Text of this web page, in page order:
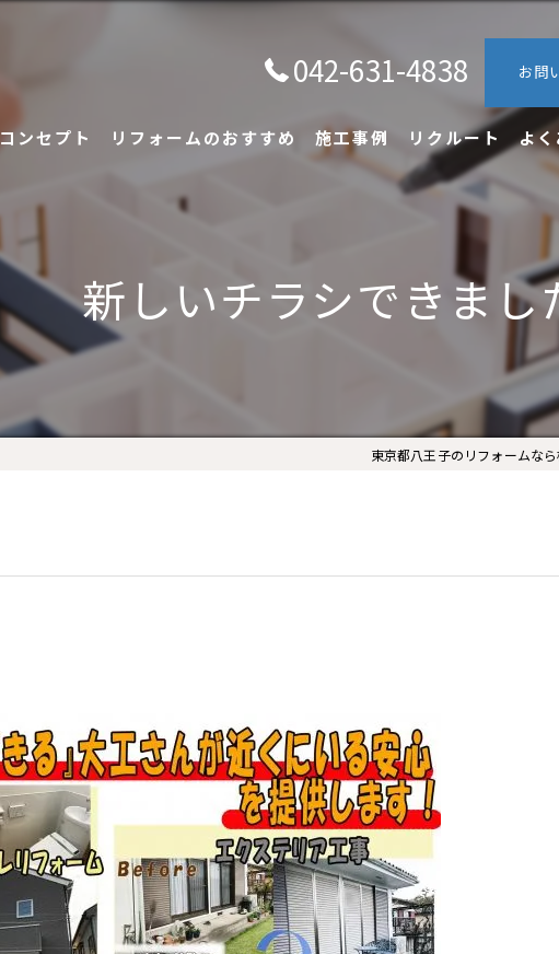
042-631-4838 お問
コンセプト リフォームのおすすめ 施工事例 リクルート よ
新しいチラシできまし
東京都八王子のリフォームな